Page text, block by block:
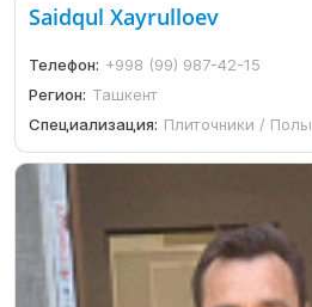
Saidqul Xayrulloev
Телефон: +998 (99) 987-42-15
Регион: Ташкент
Специализация: Плиточники / Полы